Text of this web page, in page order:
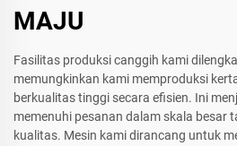
MAJU
Fasilitas produksi canggih kami
memungkinkan kami memproduksi
berkualitas tinggi secara efisien. Ini
memenuhi pesanan dalam skala besar
kualitas. Mesin kami dirancang untuk